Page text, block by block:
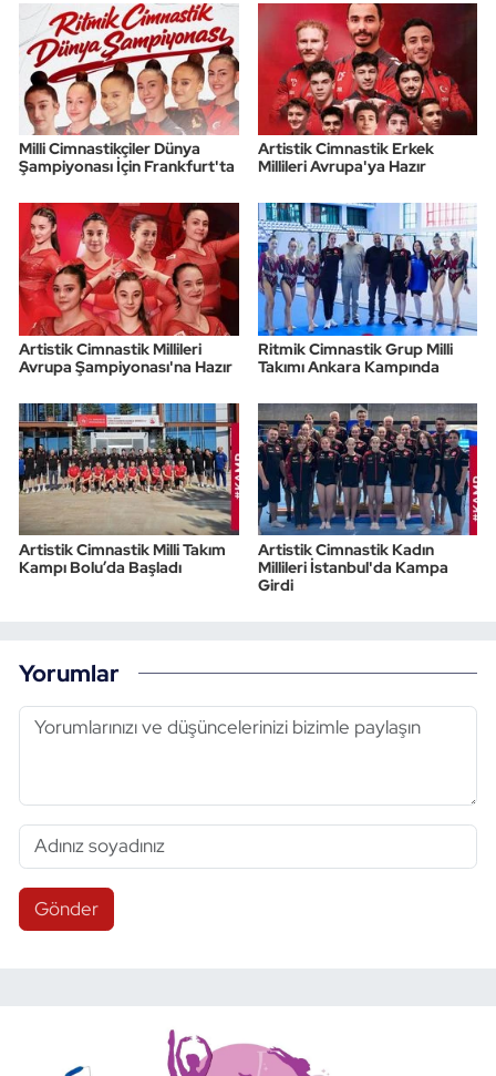
Milli Cimnastikçiler Dünya
Şampiyonası İçin Frankfurt'ta
Artistik Cimnastik Erkek
Millileri Avrupa'ya Hazır
Artistik Cimnastik Millileri
Avrupa Şampiyonası'na Hazır
Ritmik Cimnastik Grup Milli
Takımı Ankara Kampında
Artistik Cimnastik Milli Takım
Kampı Bolu’da Başladı
Artistik Cimnastik Kadın
Millileri İstanbul'da Kampa
Girdi
Yorumlar
Gönder
Vücut Geliştirme Fitness
Wushu Kungfu
Yelken
Yüzme